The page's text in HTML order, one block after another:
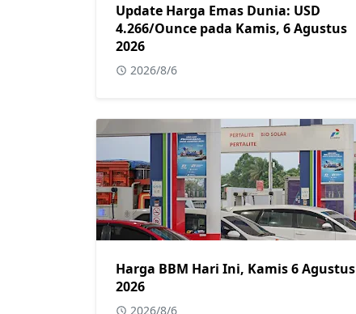
Update Harga Emas Dunia: USD
4.266/Ounce pada Kamis, 6 Agustus
2026
2026/8/6
Harga BBM Hari Ini, Kamis 6 Agustus
2026
2026/8/6